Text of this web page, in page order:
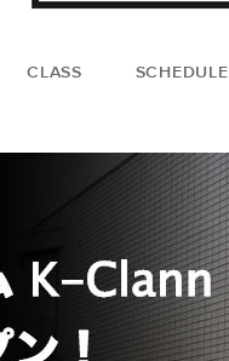
CLASS SCHEDULE